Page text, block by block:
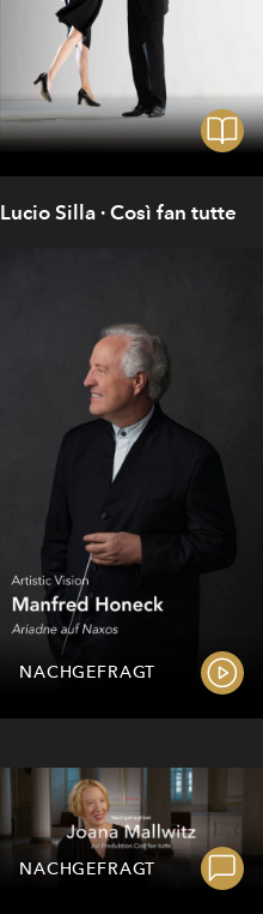
Lucio Silla · Così fan tutte
NACHGEFRAGT
NACHGEFRAGT